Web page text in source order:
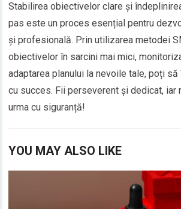
Stabilirea obiectivelor clare și
pas este un proces esențial pentru
și profesională. Prin utilizarea metodei
obiectivelor în sarcini mai mici,
adaptarea planului la nevoile tale, poți
cu succes. Fii perseverent și dedicat, iar
urma cu siguranță!
YOU MAY ALSO LIKE